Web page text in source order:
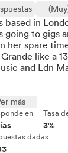
based in
going to gigs
her spare
like a
and Ldn
más
en Tasa
3%
dadas